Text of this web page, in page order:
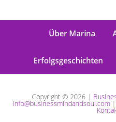
Über Marina
Erfolgsgeschichten
Copyright © 2026 |
info@businessmindandsoul.com|